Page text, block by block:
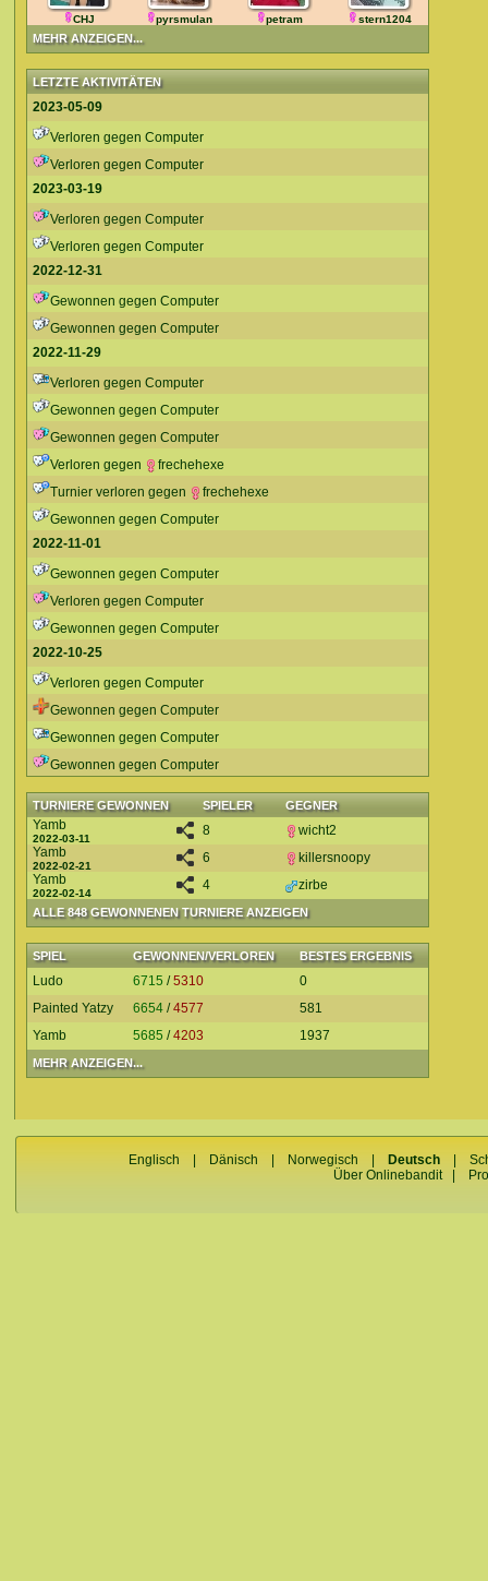
MEHR ANZEIGEN...
CHJ pyrsmulan petram stern1204
LETZTE AKTIVITÄTEN
2023-05-09
Verloren gegen Computer
Verloren gegen Computer
2023-03-19
Verloren gegen Computer
Verloren gegen Computer
2022-12-31
Gewonnen gegen Computer
Gewonnen gegen Computer
2022-11-29
Verloren gegen Computer
Gewonnen gegen Computer
Gewonnen gegen Computer
Verloren gegen
frechehexe
Turnier verloren gegen
frechehexe
Gewonnen gegen Computer
2022-11-01
Gewonnen gegen Computer
Verloren gegen Computer
Gewonnen gegen Computer
2022-10-25
Verloren gegen Computer
Gewonnen gegen Computer
Gewonnen gegen Computer
Gewonnen gegen Computer
TURNIERE GEWONNEN SPIELER GEGNER
ALLE 848 GEWONNENEN TURNIERE ANZEIGEN
Yamb
2022-03-11
8
wicht2
Yamb
2022-02-21
6
killersnoopy
Yamb
2022-02-14
4 zirbe
SPIEL GEWONNEN/VERLOREN BESTES ERGEBNIS
MEHR ANZEIGEN...
Ludo 6715 /5310
0
Painted Yatzy
6654 /4577
581
Yamb
5685 /4203 1937
Englisch Dänisch Norwegisch Deutsch |
Über Onlinebandit|